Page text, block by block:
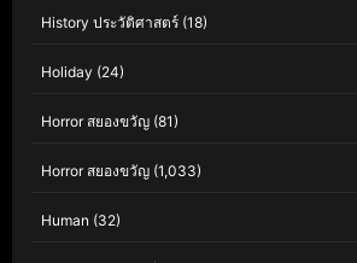
History ประวัติศาสตร์ (18)
Holiday (24)
Horror สยองขวัญ (81)
Horror สยองขวัญ (1,033)
Human (32)